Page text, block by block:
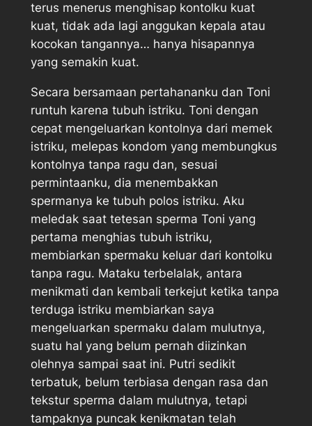
terus menerus menghisap kontolku kuat
kuat, tidak ada lagi anggukan kepala atau
kocokan tangannya… hanya hisapannya
yang semakin kuat.
Secara bersamaan pertahananku dan Toni
runtuh karena tubuh istriku. Toni dengan
cepat mengeluarkan kontolnya dari memek
istriku, melepas kondom yang membungkus
kontolnya tanpa ragu dan, sesuai
permintaanku, dia menembakkan
spermanya ke tubuh polos istriku. Aku
meledak saat tetesan sperma Toni yang
pertama menghias tubuh istriku,
membiarkan spermaku keluar dari kontolku
tanpa ragu. Mataku terbelalak, antara
menikmati dan kembali terkejut ketika tanpa
terduga istriku membiarkan saya
mengeluarkan spermaku dalam mulutnya,
suatu hal yang belum pernah diizinkan
olehnya sampai saat ini. Putri sedikit
terbatuk, belum terbiasa dengan rasa dan
tekstur sperma dalam mulutnya, tetapi
tampaknya puncak kenikmatan telah